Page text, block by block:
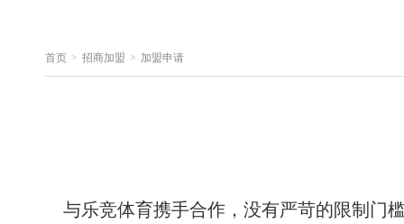
首页 > 招商加盟 > 加盟申请
与乐竞体育携手合作，没有严苛的限制门